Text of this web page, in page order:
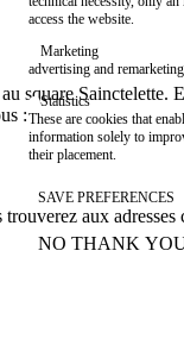
square Sainctelette.
:
aux adresses
access the website.
Marketing
advertising and
Statistics
These are cookies that
information solely to
their placement.
SAVE PREFERENCES
NO THANK
WITHDRAW